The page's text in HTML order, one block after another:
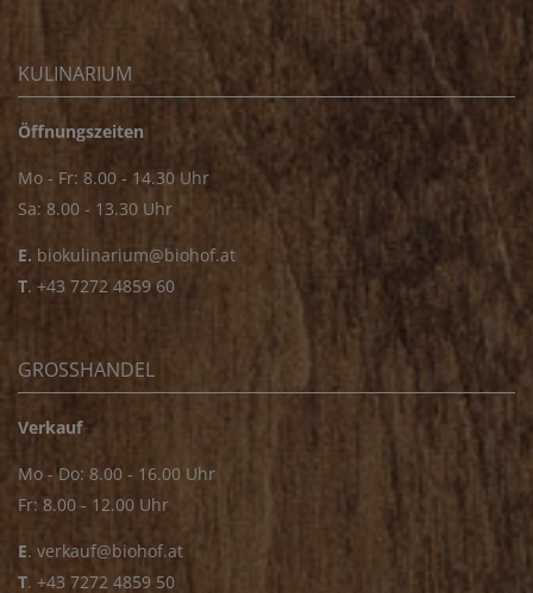
KULINARIUM
Öffnungszeiten
Mo - Fr: 8.00 - 14.30 Uhr
Sa: 8.00 - 13.30 Uhr
E. biokulinarium@biohof.at
T. +43 7272 4859 60
GROSSHANDEL
Verkauf
Mo - Do: 8.00 - 16.00 Uhr
Fr: 8.00 - 12.00 Uhr
E. verkauf@biohof.at
T. +43 7272 4859 50